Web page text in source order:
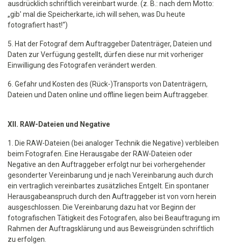
ausdrücklich schriftlich vereinbart wurde. (z. B.: nach dem Motto:
„gib' mal die Speicherkarte, ich will sehen, was Du heute
fotografiert hast!“)
5. Hat der Fotograf dem Auftraggeber Datenträger, Dateien und
Daten zur Verfügung gestellt, dürfen diese nur mit vorheriger
Einwilligung des Fotografen verändert werden.
6. Gefahr und Kosten des (Rück-)Transports von Datenträgern,
Dateien und Daten online und offline liegen beim Auftraggeber.
XII. RAW-Dateien und Negative
1. Die RAW-Dateien (bei analoger Technik die Negative) verbleiben
beim Fotografen. Eine Herausgabe der RAW-Dateien oder
Negative an den Auftraggeber erfolgt nur bei vorhergehender
gesonderter Vereinbarung und je nach Vereinbarung auch durch
ein vertraglich vereinbartes zusätzliches Entgelt. Ein spontaner
Herausgabeanspruch durch den Auftraggeber ist von vorn herein
ausgeschlossen. Die Vereinbarung dazu hat vor Beginn der
fotografischen Tätigkeit des Fotografen, also bei Beauftragung im
Rahmen der Auftragsklärung und aus Beweisgründen schriftlich
zu erfolgen.